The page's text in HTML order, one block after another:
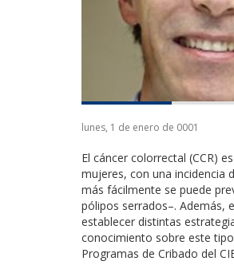
lunes, 1 de enero de 0001
El cáncer colorrectal (CCR)
mujeres, con una incidencia
más fácilmente se puede
pólipos serrados–. Además,
establecer distintas
conocimiento sobre este
Programas de Cribado del